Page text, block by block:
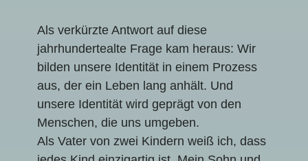
Als verkürzte Antwort auf diese
jahrhundertealte Frage kam heraus: Wir
bilden unsere Identität in einem Prozess
aus, der ein Leben lang anhält. Und
unsere Identität wird geprägt von den
Menschen, die uns umgeben.
Als Vater von zwei Kindern weiß ich, dass